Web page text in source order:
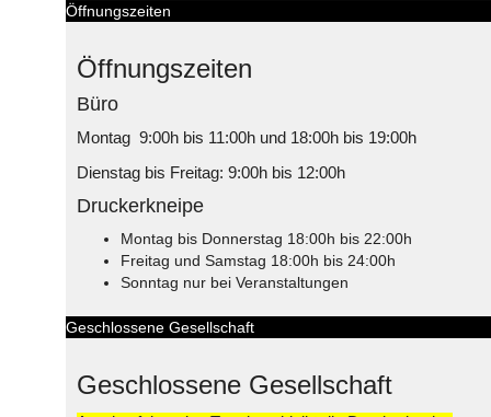
Öffnungszeiten
Öffnungszeiten
Büro
Montag 9:00h bis 11:00h und 18:00h bis 19:00h
Dienstag bis Freitag: 9:00h bis 12:00h
Druckerkneipe
Montag bis Donnerstag 18:00h bis 22:00h
Freitag und Samstag 18:00h bis 24:00h
Sonntag nur bei Veranstaltungen
Geschlossene Gesellschaft
Geschlossene Gesellschaft